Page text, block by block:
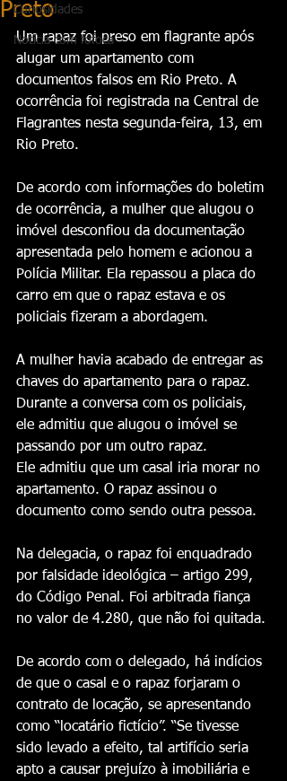
Curiosidades
Notícia com fofoca
Preto
Um rapaz foi preso em flagrante após
alugar um apartamento com
documentos falsos em Rio Preto. A
ocorrência foi registrada na Central de
Flagrantes nesta segunda-feira, 13, em
Rio Preto.
De acordo com informações do boletim
de ocorrência, a mulher que alugou o
imóvel desconfiou da documentação
apresentada pelo homem e acionou a
Polícia Militar. Ela repassou a placa do
carro em que o rapaz estava e os
policiais fizeram a abordagem.
A mulher havia acabado de entregar as
chaves do apartamento para o rapaz.
Durante a conversa com os policiais,
ele admitiu que alugou o imóvel se
passando por um outro rapaz.
Ele admitiu que um casal iria morar no
apartamento. O rapaz assinou o
documento como sendo outra pessoa.
Na delegacia, o rapaz foi enquadrado
por falsidade ideológica – artigo 299,
do Código Penal. Foi arbitrada fiança
no valor de 4.280, que não foi quitada.
De acordo com o delegado, há indícios
de que o casal e o rapaz forjaram o
contrato de locação, se apresentando
como “locatário fictício”. “Se tivesse
sido levado a efeito, tal artifício seria
apto a causar prejuízo à imobiliária e